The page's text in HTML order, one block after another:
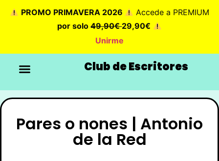
PROMO PRIMAVERA 2026
Accede a PREMIUM
por solo49,90€29,90€
Unirme
Club de Escritores
Pares o nones | Antonio
de la Red